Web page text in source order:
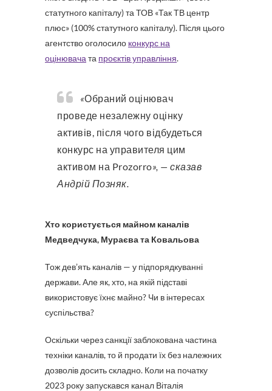
статутного капіталу) та ТОВ «Так ТВ центр
плюс» (100% статутного капіталу). Після цього
агентство оголосило конкурс на
оцінювача та проєктів управління.
«Обраний оцінювач
проведе незалежну оцінку
активів, після чого відбудеться
конкурс на управителя цим
активом на Prozorro», — сказав
Андрій Позняк.
Хто користується майном каналів
Медведчука, Мураєва та Ковальова
Тож дев’ять каналів — у підпорядкуванні
держави. Але як, хто, на якій підставі
використовує їхнє майно? Чи в інтересах
суспільства?
Оскільки через санкції заблокована частина
техніки каналів, то й продати їх без належних
дозволів досить складно. Коли на початку
2023 року запускався канал Віталія